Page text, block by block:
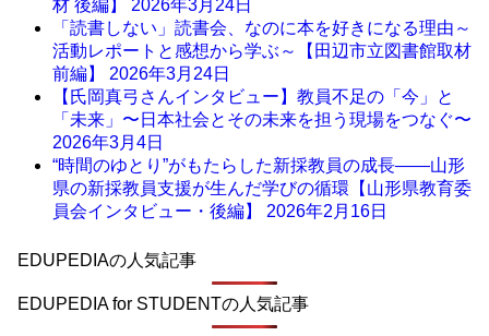
材 後編】 2026年3月24日
「読書しない」読書会、なのに本を好きになる理由～
活動レポートと感想から学ぶ～【田辺市立図書館取材
前編】 2026年3月24日
【氏岡真弓さんインタビュー】教員不足の「今」と
「未来」〜日本社会とその未来を担う現場をつなぐ〜
2026年3月4日
“時間のゆとり”がもたらした新採教員の成長――山形
県の新採教員支援が生んだ学びの循環【山形県教育委
員会インタビュー・後編】 2026年2月16日
EDUPEDIAの人気記事
EDUPEDIA for STUDENTの人気記事